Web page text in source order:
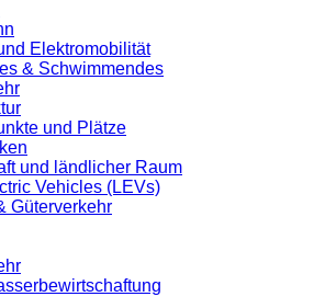
Elektromobilität
& Schwimmendes
und Plätze
und ländlicher Raum
Vehicles (LEVs)
Güterverkehr